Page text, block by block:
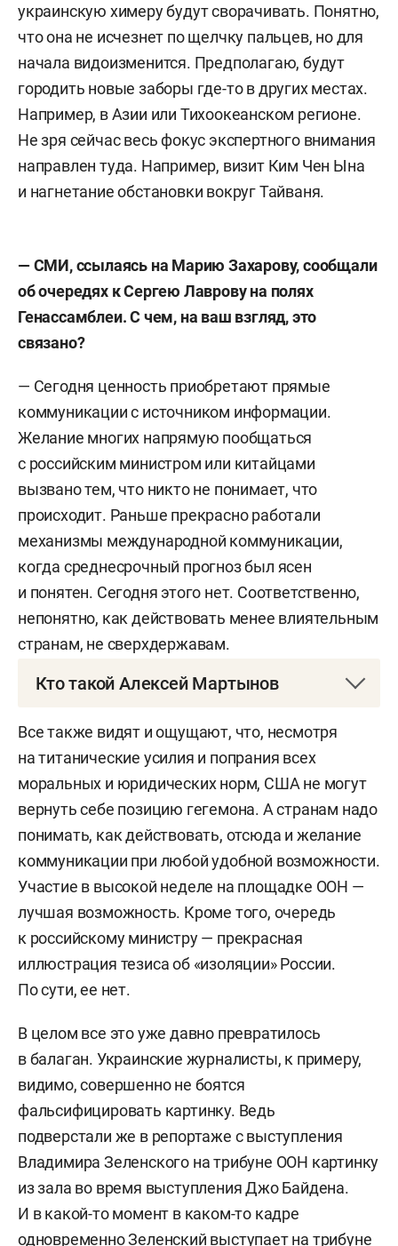
украинскую химеру будут сворачивать. Понятно,
что она не исчезнет по щелчку пальцев, но для
начала видоизменится. Предполагаю, будут
городить новые заборы где-то в других местах.
Например, в Азии или Тихоокеанском регионе.
Не зря сейчас весь фокус экспертного внимания
направлен туда. Например, визит Ким Чен Ына
и нагнетание обстановки вокруг Тайваня.
— СМИ, ссылаясь на Марию Захарову, сообщали
об очередях к Сергею Лаврову на полях
Генассамблеи. С чем, на ваш взгляд, это
связано?
— Сегодня ценность приобретают прямые
коммуникации с источником информации.
Желание многих напрямую пообщаться
с российским министром или китайцами
вызвано тем, что никто не понимает, что
происходит. Раньше прекрасно работали
механизмы международной коммуникации,
когда среднесрочный прогноз был ясен
и понятен. Сегодня этого нет. Соответственно,
непонятно, как действовать менее влиятельным
странам, не сверхдержавам.
Кто такой Алексей Мартынов
журналист и политолог. Колумнист газеты
«Известия», Russia Today, ведущий теле-
и радиопрограмм. Директор и основатель
Международного института новейших
государств — неправительственного
аналитического центра, защищающего права
российских граждан, проживающих в странах
СНГ и за рубежом.
Родился 22 июня 1970 года. По первому
образованию историк, сейчас учится в Институте
РАНХиГС.
2006–2008 — исполнительный секретарь –
руководитель аппарата межпарламентской
ассамблеи государств – участников
содружества «За демократию и права народов».
Одновременно занимал пост председателя
совета российской общественной организации
Все также видят и ощущают, что, несмотря
на титанические усилия и попрания всех
моральных и юридических норм, США не могут
вернуть себе позицию гегемона. А странам надо
понимать, как действовать, отсюда и желание
коммуникации при любой удобной возможности.
Участие в высокой неделе на площадке ООН —
лучшая возможность. Кроме того, очередь
к российскому министру — прекрасная
иллюстрация тезиса об «изоляции» России.
По сути, ее нет.
В целом все это уже давно превратилось
в балаган. Украинские журналисты, к примеру,
видимо, совершенно не боятся
фальсифицировать картинку. Ведь
подверстали же в репортаже с выступления
Владимира Зеленского на трибуне ООН картинку
из зала во время выступления Джо Байдена.
И в какой-то момент в каком-то кадре
одновременно Зеленский выступает на трибуне